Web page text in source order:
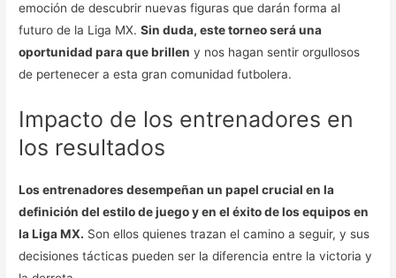
emoción de descubrir nuevas figuras que darán forma al
futuro de la Liga MX.Sin duda, este torneo será una
oportunidad para que brillen y nos hagan sentir orgullosos
de pertenecer a esta gran comunidad futbolera.
Impacto de los entrenadores en
los resultados
Los entrenadores desempeñan un papel crucial en la
definición del estilo de juego y en el éxito de los equipos en
la Liga MX. Son ellos quienes trazan el camino a seguir, y sus
decisiones tácticas pueden ser la diferencia entre la victoria y